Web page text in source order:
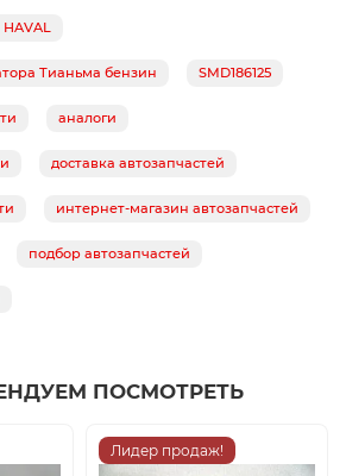
Тианьма бензин SMD186125
аналоги
доставка автозапчастей
интернет-магазин автозапчастей
подбор автозапчастей
ПОСМОТРЕТЬ
Лидер продаж!